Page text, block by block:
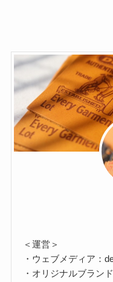
＜運営＞
・ウェブメディア：
・オリジナルブラン